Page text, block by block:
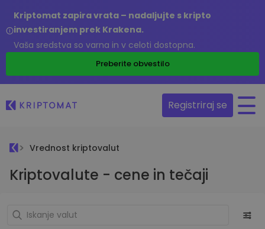
Kriptomat zapira vrata – nadaljujte s kripto
investiranjem prek Krakena.
Vaša sredstva so varna in v celoti dostopna.
Preberite obvestilo
Registriraj se
Vrednost kriptovalut
Kriptovalute - cene in tečaji